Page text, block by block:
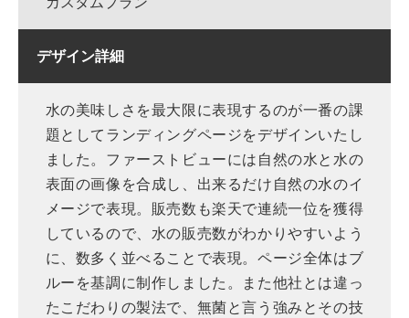
デザイン詳細
水の美味しさを最大限に表現するのが一番の課
題としてランディングページをデザインいたし
ました。ファーストビューには自然の水と水の
表面の画像を合成し、出来るだけ自然の水のイ
メージで表現。販売数も楽天で連続一位を獲得
しているので、水の販売数がわかりやすいよう
に、数多く並べることで表現。ページ全体はブ
ルーを基調に制作しました。また他社とは違っ
たこだわりの製法で、無菌と言う強みとその技